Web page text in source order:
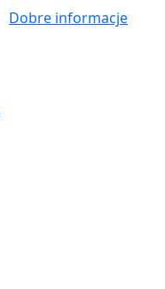
Dobre informacje